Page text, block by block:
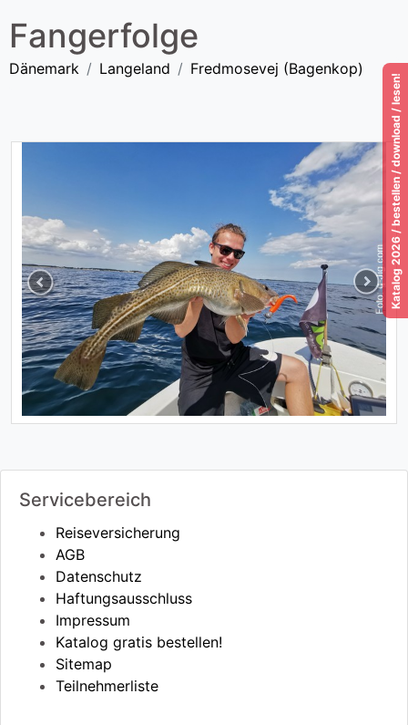
Katalog 2026 / bestellen / download / lesen!
Fangerfolge
Dänemark Langeland Fredmosevej (Bagenkop)
Previous Next
Servicebereich
Reiseversicherung
AGB
Datenschutz
Haftungsausschluss
Impressum
Katalog gratis bestellen!
Sitemap
Teilnehmerliste